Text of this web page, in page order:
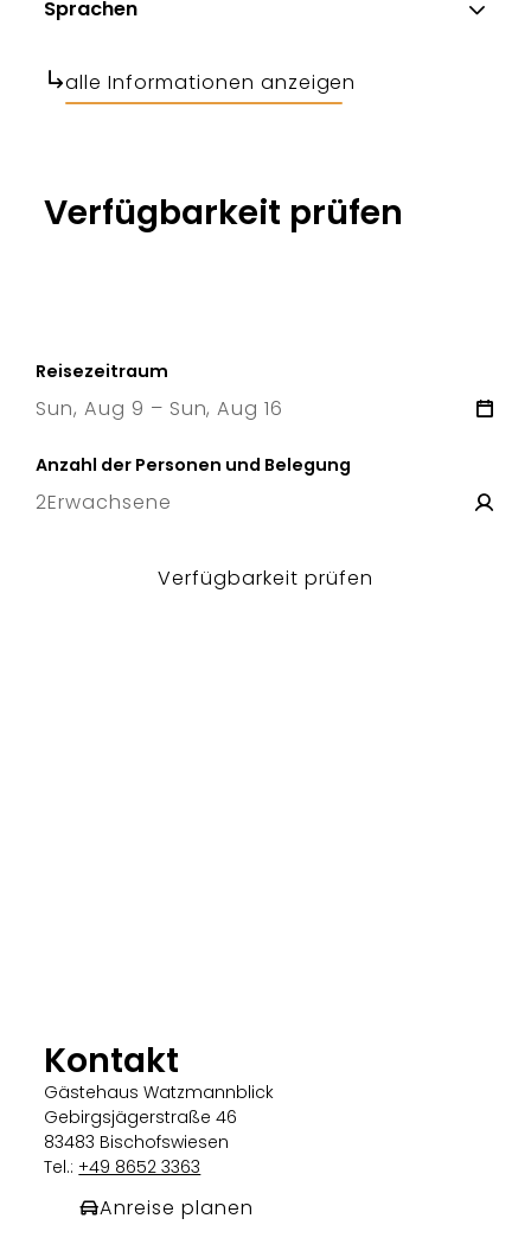
Sprachen
alle Informationen anzeigen
Verfügbarkeit prüfen
Reisezeitraum
Sun, Aug 9 – Sun, Aug 16
Anzahl der Personen und Belegung
2Erwachsene
Verfügbarkeit prüfen
Kontakt
Gästehaus Watzmannblick
Gebirgsjägerstraße 46
83483 Bischofswiesen
Tel.:+49 8652 3363
Anreise planen